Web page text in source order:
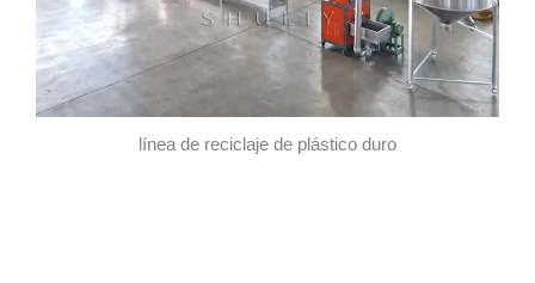
línea de reciclaje de plástico duro